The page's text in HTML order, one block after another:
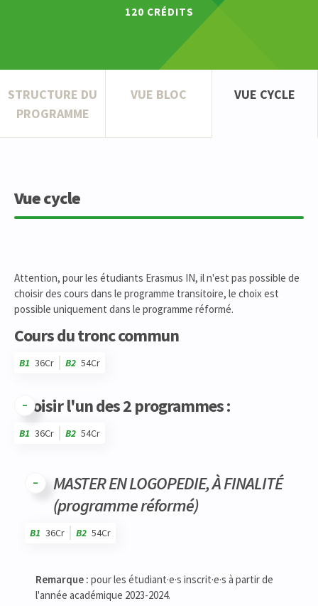
120 CRÉDITS
STRUCTURE DU
PROGRAMME
VUE BLOC VUE CYCLE
Vue cycle
Attention, pour les étudiants Erasmus IN, il n'est pas possible de
choisir des cours dans le programme transitoire, le choix est
possible uniquement dans le programme réformé.
Cours du tronc commun
B1 36Cr B2 54Cr
Choisir l'un des 2 programmes :
B1 36Cr B2 54Cr
MASTER EN LOGOPEDIE, À FINALITÉ
(programme réformé)
B1 36Cr B2 54Cr
Remarque : pour les étudiant·e·s inscrit·e·s à partir de
l'année académique 2023-2024.